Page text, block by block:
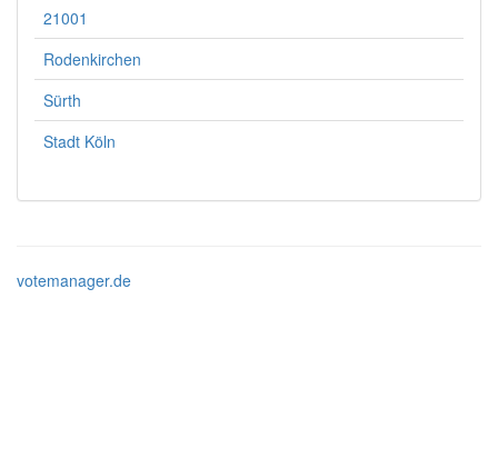
21001
Rodenkirchen
Sürth
Stadt Köln
votemanager.de